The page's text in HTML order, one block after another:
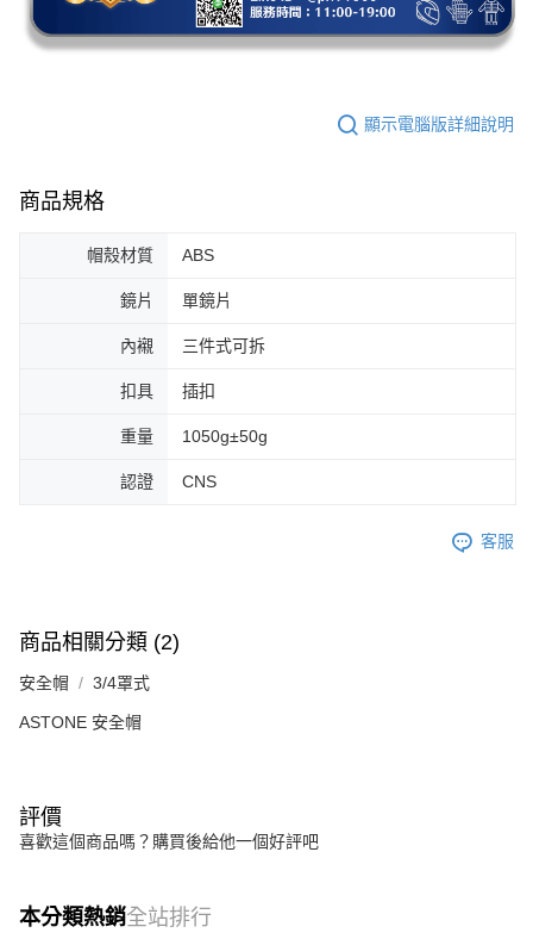
顯示電腦版詳細說明
商品規格
帽殼材質 ABS
鏡片 單鏡片
內襯 三件式可拆
扣具 插扣
重量 1050g±50g
認證 CNS
客服
商品相關分類 (2)
安全帽 3/4罩式
ASTONE 安全帽
評價
喜歡這個商品嗎？購買後給他一個好評吧
本分類熱銷全站排行